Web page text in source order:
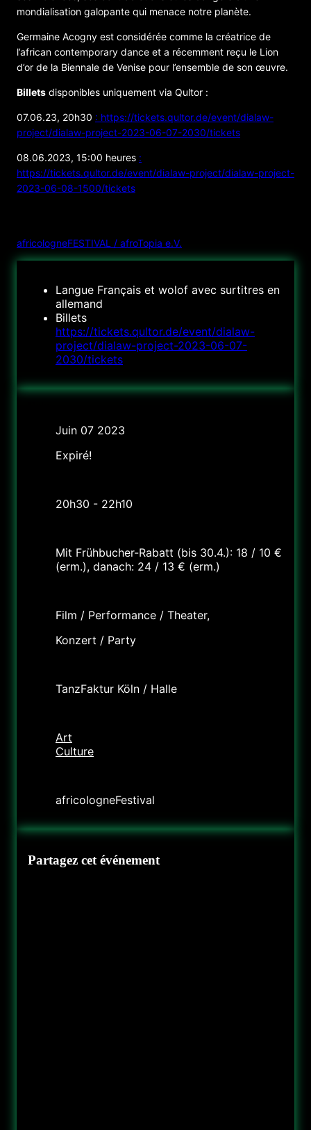
mondialisation galopante qui menace notre planète.
Germaine Acogny est considérée comme la créatrice de
l’african contemporary dance et a récemment reçu le Lion
d’or de la Biennale de Venise pour l’ensemble de son œuvre.
Billets disponibles uniquement via Qultor :
07.06.23, 20h30 : https://tickets.qultor.de/event/dialaw-
project/dialaw-project-2023-06-07-2030/tickets
08.06.2023, 15:00 heures :
https://tickets.qultor.de/event/dialaw-project/dialaw-project-
2023-06-08-1500/tickets
africologneFESTIVAL / afroTopia e.V.
Langue Français et wolof avec surtitres en
allemand
Billets
https://tickets.qultor.de/event/dialaw-
project/dialaw-project-2023-06-07-
2030/tickets
Juin 07 2023
Expiré!
20h30 - 22h10
Mit Frühbucher-Rabatt (bis 30.4.): 18 / 10 €
(erm.), danach: 24 / 13 € (erm.)
Film / Performance / Theater,
Konzert / Party
TanzFaktur Köln / Halle
Art
Culture
africologneFestival
Partagez cet événement